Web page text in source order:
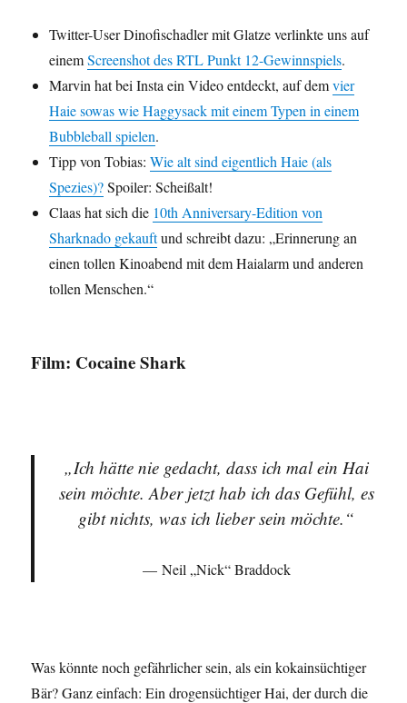
Twitter-User Dinofischadler mit Glatze verlinkte uns auf
einemScreenshot des RTL Punkt 12-Gewinnspiels.
Marvin hat bei Insta ein Video entdeckt, auf demvier
Haie sowas wie Haggysack mit einem Typen in einem
Bubbleball spielen.
Tipp von Tobias:Wie alt sind eigentlich Haie (als
Spezies)?Spoiler: Scheißalt!
Claas hat sich die 10th Anniversary-Edition von
Sharknado gekauftund schreibt dazu: „Erinnerung an
einen tollen Kinoabend mit dem Haialarm und anderen
tollen Menschen.“
Film: Cocaine Shark
„Ich hätte nie gedacht, dass ich mal ein Hai
sein möchte. Aber jetzt hab ich das Gefühl, es
gibt nichts, was ich lieber sein möchte.“
Neil „Nick“ Braddock
Was könnte noch gefährlicher sein, als ein kokainsüchtiger
Bär? Ganz einfach: Ein drogensüchtiger Hai, der durch die